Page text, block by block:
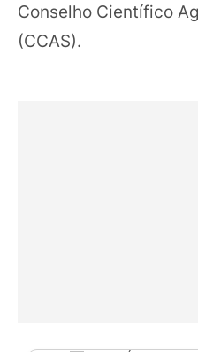
Conselho Científico
(CCAS).